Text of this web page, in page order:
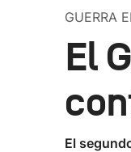
GUERRA
El
El